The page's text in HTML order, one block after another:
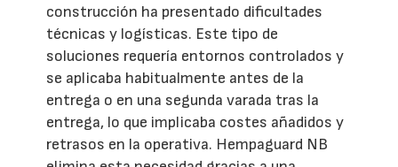
construcción ha presentado dificultades
técnicas y logísticas. Este tipo de
soluciones requería entornos controlados y
se aplicaba habitualmente antes de la
entrega o en una segunda varada tras la
entrega, lo que implicaba costes añadidos y
retrasos en la operativa. Hempaguard NB